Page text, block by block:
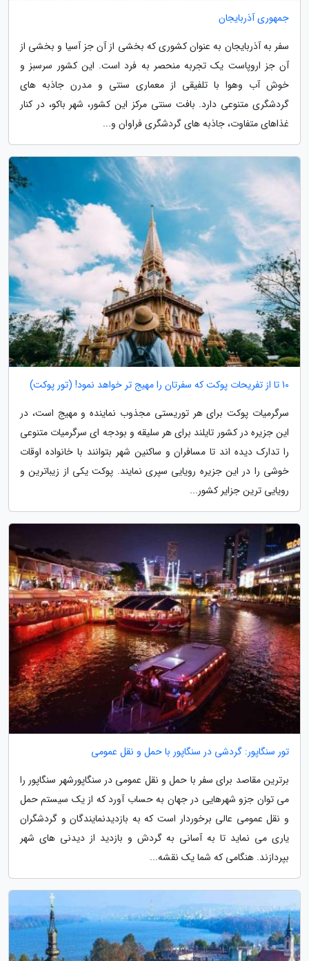
جمهوری آذربایجان
سفر به آذربایجان به عنوان کشوری که بخشی از آن جز آسیا و بخشی از
آن جز اروپاست یک تجربه منحصر به فرد است. این کشور سرسبز و
خوش آب وهوا با تلفیقی از معماری سنتی و مدرن جاذبه های
گردشگری متنوعی دارد. بافت سنتی مرکز این کشور، شهر باکو، در کنار
غذاهای متفاوت، جاذبه های گردشگری فراوان و...
10 تا از تفریحات پوکت که سفرتان را مهیج تر خواهد نمود! (تور پوکت)
سرگرمیات پوکت برای هر توریستی مجذوب نماینده و مهیج است، در
این جزیره در کشور تایلند برای هر سلیقه و بودجه ای سرگرمیات متنوعی
را تدارک دیده اند تا مسافران و ساکنین شهر بتوانند با خانواده اوقات
خوشی را در این جزیره رویایی سپری نمایند. پوکت یکی از زیباترین و
رویایی ترین جزایر کشور...
تور سنگاپور: گردشی در سنگاپور با حمل و نقل عمومی
برترین مقاصد برای سفر با حمل و نقل عمومی در سنگاپورشهر سنگاپور را
می توان جزو شهرهایی در جهان به حساب آورد که از یک سیستم حمل
و نقل عمومی عالی برخوردار است که به بازدیدنمایندگان و گردشگران
یاری می نماید تا به آسانی به گردش و بازدید از دیدنی های شهر
بپردازند. هنگامی که شما یک نقشه...